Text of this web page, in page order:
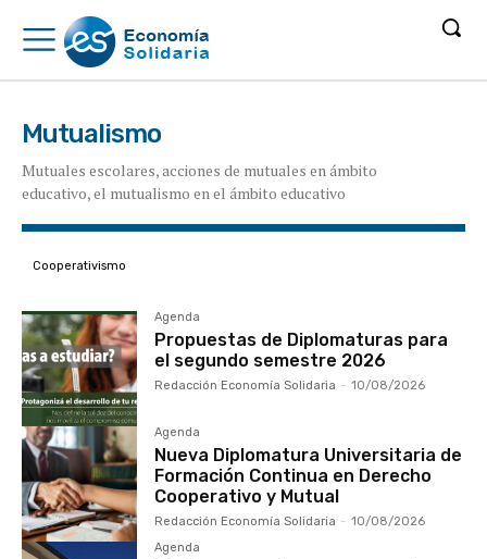
Mutualismo
Mutuales escolares, acciones de mutuales en ámbito
educativo, el mutualismo en el ámbito educativo
Cooperativismo
Agenda
Propuestas de Diplomaturas para
el segundo semestre 2026
Redacción Economía Solidaria - 10/08/2026
Agenda
Nueva Diplomatura Universitaria de
Formación Continua en Derecho
Cooperativo y Mutual
Redacción Economía Solidaria - 10/08/2026
Agenda